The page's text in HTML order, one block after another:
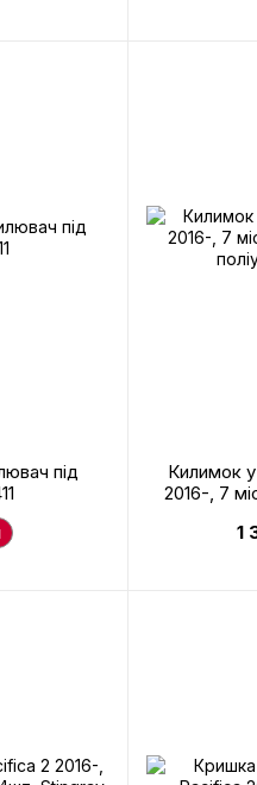
під
Килимок
2016-, 7
1